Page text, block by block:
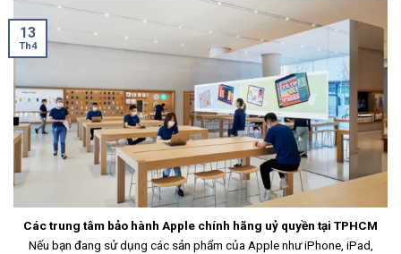
Các trung tâm bảo hành Apple chính hãng uỷ quyền tại TPHCM
Nếu bạn đang sử dụng các sản phẩm của Apple như iPhone, iPad,
13
Th4